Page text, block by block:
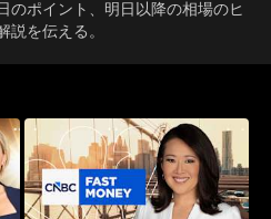
のポイント、明日以降の相場のヒ
説を伝える。